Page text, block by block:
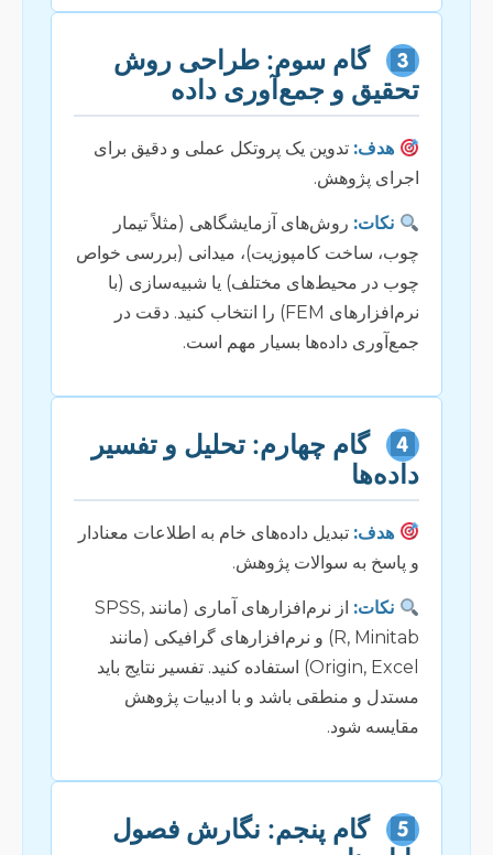
گام سوم: طراحی روش
تحقیق و جمع‌آوری داده
هدف: تدوین یک پروتکل عملی و دقیق برای
اجرای پژوهش.
نکات: روش‌های آزمایشگاهی (مثلاً تیمار
چوب، ساخت کامپوزیت)، میدانی (بررسی خواص
چوب در محیط‌های مختلف) یا شبیه‌سازی (با
نرم‌افزارهای FEM) را انتخاب کنید. دقت در
جمع‌آوری داده‌ها بسیار مهم است.
گام چهارم: تحلیل و تفسیر
داده‌ها
هدف: تبدیل داده‌های خام به اطلاعات معنادار
و پاسخ به سوالات پژوهش.
نکات:
از نرم‌افزارهای آماری (مانند SPSS,
R, Minitab) و نرم‌افزارهای گرافیکی (مانند
Origin, Excel) استفاده کنید. تفسیر نتایج باید
مستدل و منطقی باشد و با ادبیات پژوهش
مقایسه شود.
گام پنجم: نگارش فصول